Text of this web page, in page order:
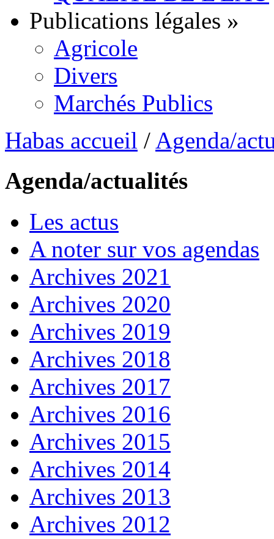
Publications légales »
Agricole
Divers
Marchés Publics
Habas accueil / Agenda/
Agenda/actualités
Les actus
A noter sur vos agendas
Archives 2021
Archives 2020
Archives 2019
Archives 2018
Archives 2017
Archives 2016
Archives 2015
Archives 2014
Archives 2013
Archives 2012